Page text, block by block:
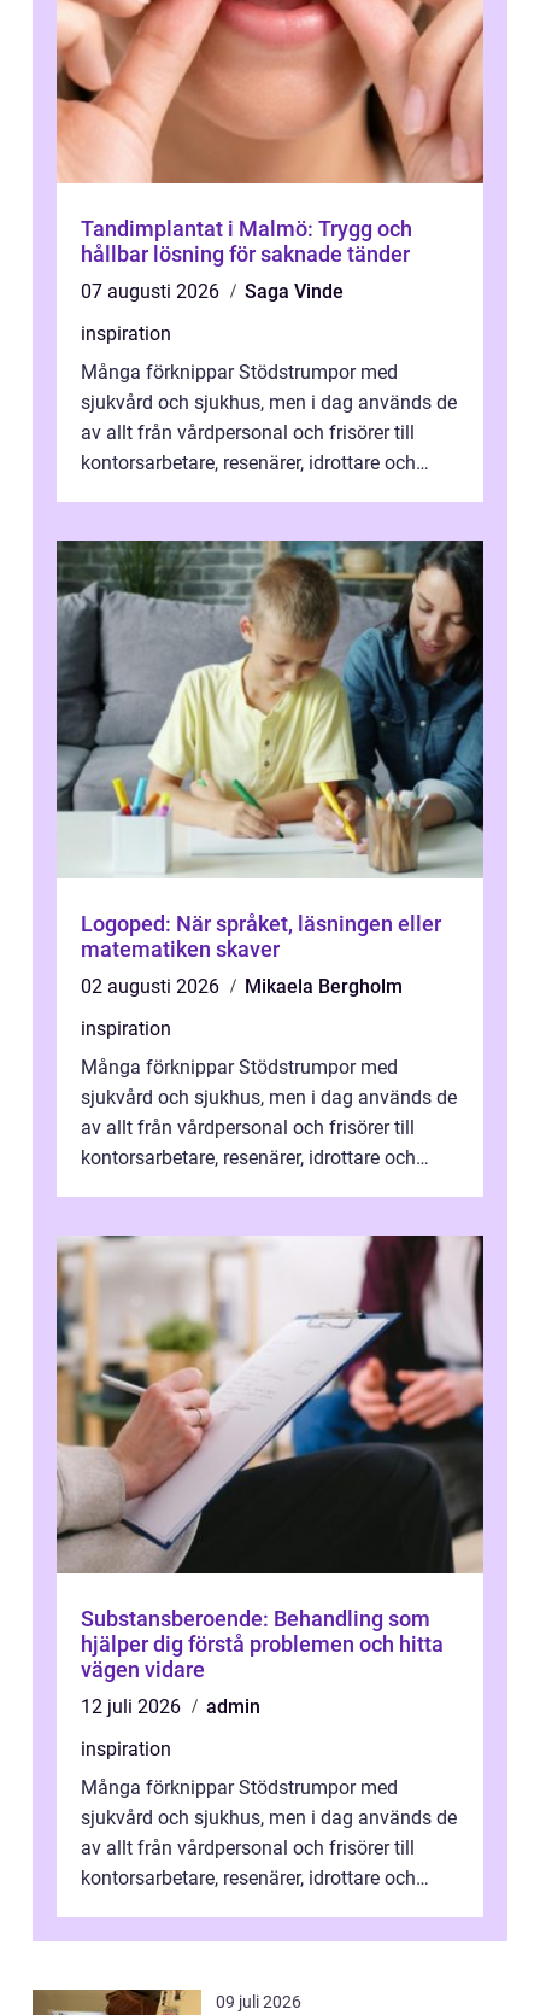
Tandimplantat i Malmö: Trygg och
hållbar lösning för saknade tänder
07 augusti 2026
Saga Vinde
inspiration
Många förknippar Stödstrumpor med
sjukvård och sjukhus, men i dag används de
av allt från vårdpersonal och frisörer till
kontorsarbetare, resenärer, idrottare och
Logoped: När språket, läsningen eller
matematiken skaver
02 augusti 2026
Mikaela Bergholm
inspiration
Många förknippar Stödstrumpor med
sjukvård och sjukhus, men i dag används de
av allt från vårdpersonal och frisörer till
kontorsarbetare, resenärer, idrottare och
Substansberoende: Behandling som
hjälper dig förstå problemen och hitta
vägen vidare
12 juli 2026
admin
inspiration
Många förknippar Stödstrumpor med
sjukvård och sjukhus, men i dag används de
av allt från vårdpersonal och frisörer till
kontorsarbetare, resenärer, idrottare och
09 juli 2026